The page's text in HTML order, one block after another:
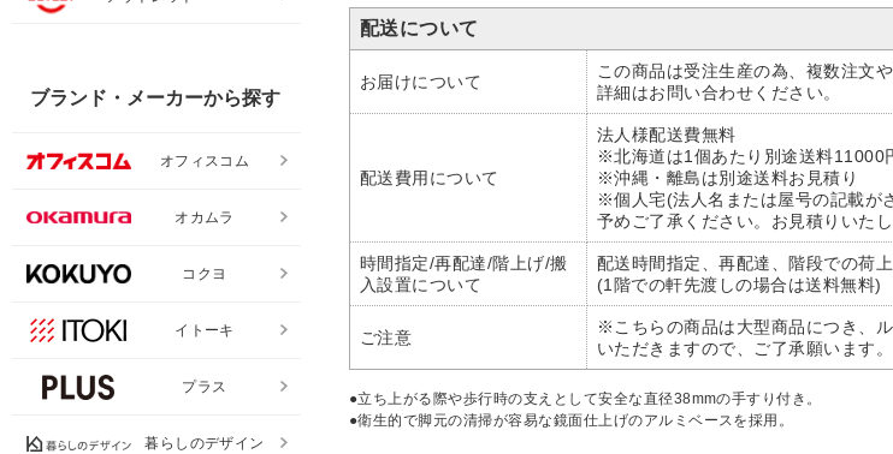
配送について
お届けについて
この商品は受注生産の為、複数注文
詳細はお問い合わせください。
配送費用について
法人様配送費無料
※北海道は1個あたり別途送料11000
※沖縄・離島は別途送料お見積り
※個人宅(法人名または屋号の記載が
予めご了承ください。お見積りいた
時間指定/再配達/階上げ/搬
入設置について
配送時間指定、再配達、階段での荷
(1階での軒先渡しの場合は送料無料)
ご注意
※こちらの商品は大型商品につき、
いただきますので、ご了承願います。
●立ち上がる際や歩行時の支えとして安全な直径38mmの手すり付き。
●衛生的で脚元の清掃が容易な鏡面仕上げのアルミベースを採用。
ブランド・メーカーから探す
オフィスコム
オカムラ
コクヨ
イトーキ
プラス
暮らしのデザイン